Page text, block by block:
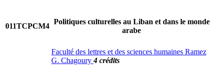
011TCPCM4
Politiques culturelles au Liban et dans le monde
arabe
Faculté des lettres et des sciences humaines Ramez
G. Chagoury4 crédits